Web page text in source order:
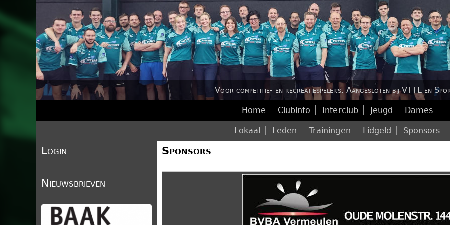
Jump to navigation
Voor competitie- en recreatiespelers. Aangesloten bij VTTL en
Sponsors
H
o
Home Clubinfo Interclub Jeugd Dames
Lokaal Leden Trainingen Lidgeld Sponsors
Login
Nieuwsbrieven